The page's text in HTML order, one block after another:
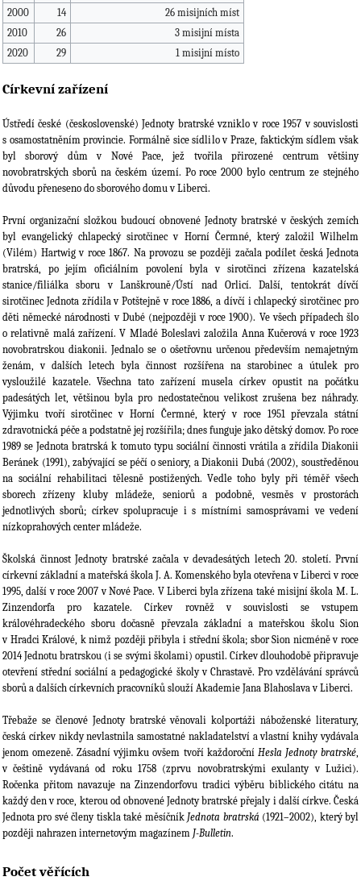
2000
14
26 misijních míst
2010
26
3 misijní místa
2020
29 1 misijní místo
Církevní zařízení
Ústředí české (československé) Jednoty bratrské vzniklo v roce 1957 v souvislosti
s osamostatněním provincie. Formálně sice sídlilo v Praze, faktickým sídlem však
byl sborový dům v Nové Pace, jež tvořila přirozené centrum většiny
novobratrských sborů na českém území. Po roce 2000 bylo centrum ze stejného
důvodu přeneseno do sborového domu v Liberci.
První organizační složkou budoucí obnovené Jednoty bratrské v českých zemích
byl evangelický chlapecký sirotčinec v Horní Čermné, který založil Wilhelm
(Vilém) Hartwig v roce 1867. Na provozu se později začala podílet česká Jednota
bratrská, po jejím oficiálním povolení byla v sirotčinci zřízena kazatelská
stanice/filiálka sboru v Lanškrouně/Ústí nad Orlicí. Další, tentokrát dívčí
sirotčinec Jednota zřídila v Potštejně v roce 1886, a dívčí i chlapecký sirotčinec pro
děti německé národnosti v Dubé (nejpozději v roce 1900). Ve všech případech šlo
o relativně malá zařízení. V Mladé Boleslavi založila Anna Kučerová v roce 1923
novobratrskou diakonii. Jednalo se o ošetřovnu určenou především nemajetným
ženám, v dalších letech byla činnost rozšířena na starobinec a útulek pro
vysloužilé kazatele. Všechna tato zařízení musela církev opustit na počátku
padesátých let, většinou byla pro nedostatečnou velikost zrušena bez náhrady.
Výjimku tvoří sirotčinec v Horní Čermné, který v roce 1951 převzala státní
zdravotnická péče a podstatně jej rozšířila; dnes funguje jako dětský domov. Po roce
1989 se Jednota bratrská k tomuto typu sociální činnosti vrátila a zřídila Diakonii
Beránek (1991), zabývající se péčí o seniory, a Diakonii Dubá (2002), soustředěnou
na sociální rehabilitaci tělesně postižených. Vedle toho byly při téměř všech
sborech zřízeny kluby mládeže, seniorů a podobně, vesměs v prostorách
jednotlivých sborů; církev spolupracuje i s místními samosprávami ve vedení
nízkoprahových center mládeže.
Školská činnost Jednoty bratrské začala v devadesátých letech 20. století. První
církevní základní a mateřská škola J. A. Komenského byla otevřena v Liberci v roce
1995, další v roce 2007 v Nové Pace. V Liberci byla zřízena také misijní škola M. L.
Zinzendorfa pro kazatele. Církev rovněž v souvislosti se vstupem
královéhradeckého sboru dočasně převzala základní a mateřskou školu Sion
v Hradci Králové, k nimž později přibyla i střední škola; sbor Sion nicméně v roce
2014 Jednotu bratrskou (i se svými školami) opustil. Církev dlouhodobě připravuje
otevření střední sociální a pedagogické školy v Chrastavě. Pro vzdělávání správců
sborů a dalších církevních pracovníků slouží Akademie Jana Blahoslava v Liberci.
Třebaže se členové Jednoty bratrské věnovali kolportáži náboženské literatury,
česká církev nikdy nevlastnila samostatné nakladatelství a vlastní knihy vydávala
jenom omezeně. Zásadní výjimku ovšem tvoří každoroční Hesla Jednoty bratrské
v češtině vydávaná od roku 1758 (zprvu novobratrskými exulanty v Lužici).
Ročenka přitom navazuje na Zinzendorfovu tradici výběru biblického citátu na
každý den v roce, kterou od obnovené Jednoty bratrské přejaly i další církve. Česká
Jednota pro své členy tiskla také měsíčník Jednota bratrská (1921–2002), který byl
později nahrazen internetovým magazínem J-Bulletin.
Počet věřících